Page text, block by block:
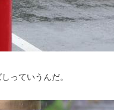
っていうんだ。